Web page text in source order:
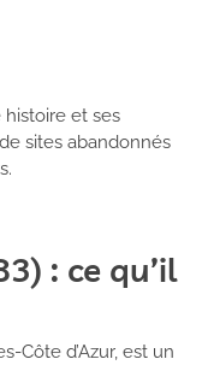
histoire et ses
sites abandonnés
: ce qu’il
Côte d’Azur, est un